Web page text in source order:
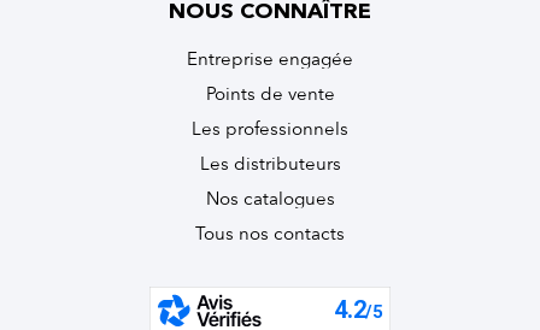
NOUS CONNAÎTRE
Entreprise engagée
Points de vente
Les professionnels
Les distributeurs
Nos catalogues
Tous nos contacts